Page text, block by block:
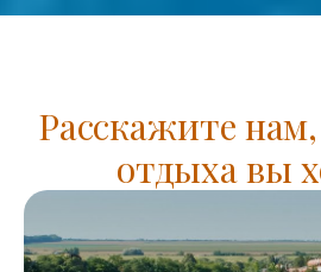
Расскажите
отдыха вы